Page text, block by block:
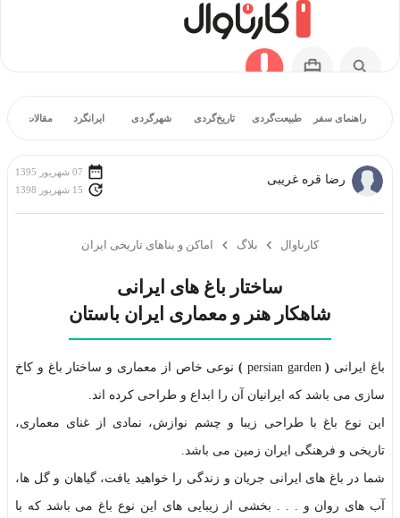
راهنمای سفر طبیعت‌گردی تاریخ‌گردی شهرگردی ایرانگرد مقالات
رضا قره غریبی
07 شهریور 1395
15 شهریور 1398
کارناوال بلاگ اماکن و بناهای تاریخی ایران
شاهکار هنر و معماری ایران باستان
باغ ایرانی (
persian garden
)نوعی خاص از معماری و ساختار باغ و کاخ
سازی می باشد که ایرانیان آن را ابداع و طراحی کرده اند.
این نوع باغ با طراحی زیبا و چشم نوازش، نمادی از غنای معماری،
تاریخی و فرهنگی ایران زمین می باشد.
شما در باغ های ایرانی جریان و زندگی را خواهید یافت، گیاهان و گل ها،
آب های روان و . . . بخشی از زیبایی های این نوع باغ می باشد که با